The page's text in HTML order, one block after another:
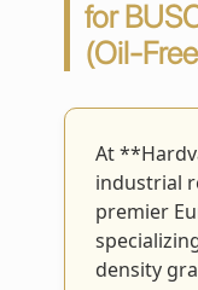
for
(Oil-
At
industrial
premier
density